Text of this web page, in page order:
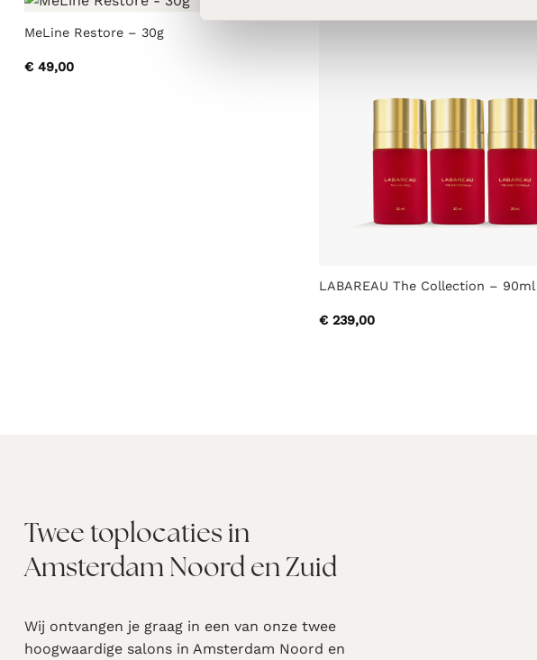
MeLine Restore – 30g
€49,00
LABAREAU The Collection – 90ml
€ 239,00
Twee toplocaties in
Amsterdam Noord en Zuid
Wij ontvangen je graag in een van onze twee
hoogwaardige salons in Amsterdam Noord en